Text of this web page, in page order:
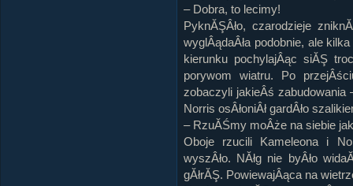
– Dobra, to lecimy!
PyknĂŞÂło, czarodzieje
wyglÂądaÂła podobnie, ale
kierunku pochylajÂąc siĂŞ
porywom wiatru. Po
zobaczyli jakieÂś
Norris osÂłoniÂł gardÂło
– RzuĂŚmy moÂże na siebie
Oboje rzucili Kameleona i
wyszÂło. NĂłg nie byÂło
gĂłrĂŞ. PowiewajÂąca na